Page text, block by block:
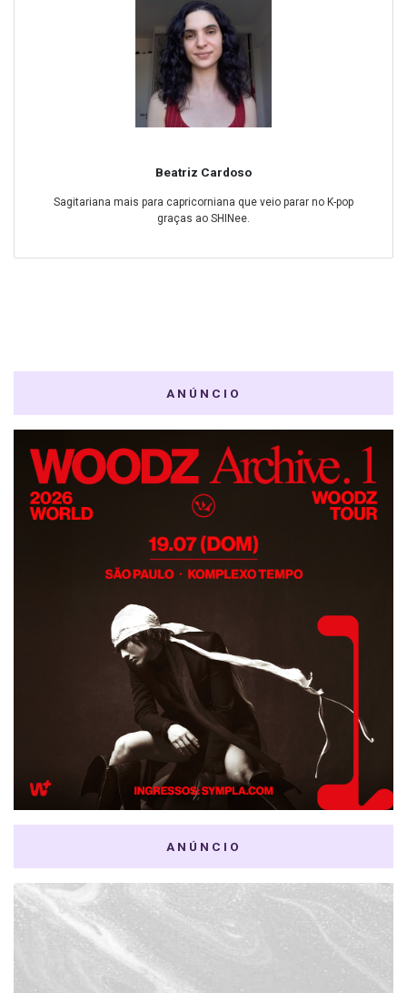
Beatriz Cardoso
Sagitariana mais para capricorniana que veio parar no K-pop
graças ao SHINee.
ANÚNCIO
ANÚNCIO